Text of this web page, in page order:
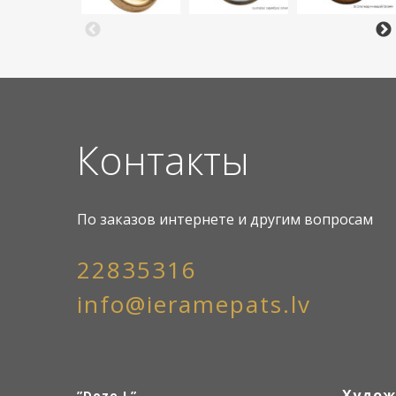
Контакты
По заказов интернете и другим вопросам
22835316
info@ieramepats.lv